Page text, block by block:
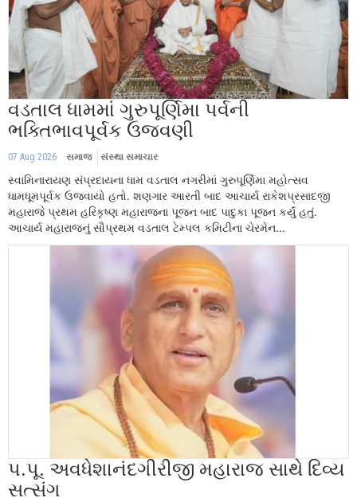
વડતાલ ધામમાં ગુરુપૂર્ણિમા પર્વની
ભક્તિભાવપૂર્વક ઉજવણી
07 Aug 2026 સમાજ સંસ્થા સમાચાર
સ્વામિનારાયણ સંપ્રદાયના ધામ વડતાલ નગરીમાં ગુરુપૂર્ણિમા મહોત્સવ
ધામધૂમપૂર્વક ઉજવાયો હતો. શણગાર આરતી બાદ આચાર્ય રાકેશપ્રસાદજી
મહારાજે પ્રથમ હરિકૃષ્ણ મહારાજના પૂજન બાદ પાદુકા પૂજન કર્યું હતું.
આચાર્ય મહારાજનું સૌપ્રથમ વડતાલ ટેમ્પલ કમિટીના ચેરમેન...
પ.પૂ. અવધેશાનંદગીરીજી મહારાજ સાથે દિવ્ય
સત્સંગ